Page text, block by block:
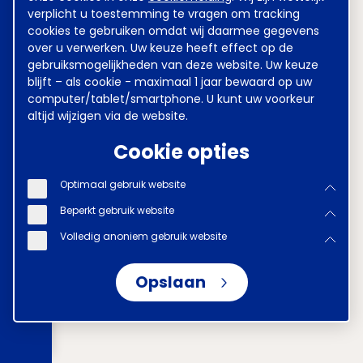
verplicht u toestemming te vragen om tracking
cookies te gebruiken omdat wij daarmee gegevens
over u verwerken. Uw keuze heeft effect op de
gebruiksmogelijkheden van deze website. Uw keuze
blijft – als cookie - maximaal 1 jaar bewaard op uw
computer/tablet/smartphone. U kunt uw voorkeur
altijd wijzigen via de website.
Cookie opties
Optimaal gebruik website
Beperkt gebruik website
Volledig anoniem gebruik website
Opslaan